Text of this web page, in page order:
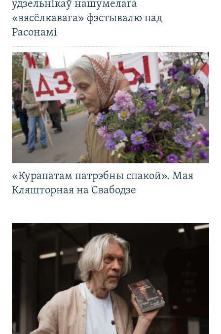
удзельнікаў нашумелага
«вясёлкавага» фэстывалю пад
Расонамі
«Курапатам патрэбны спакой». Мая
Кляшторная на Свабодзе